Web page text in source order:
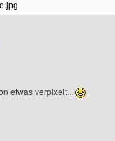
etwas verpixelt...